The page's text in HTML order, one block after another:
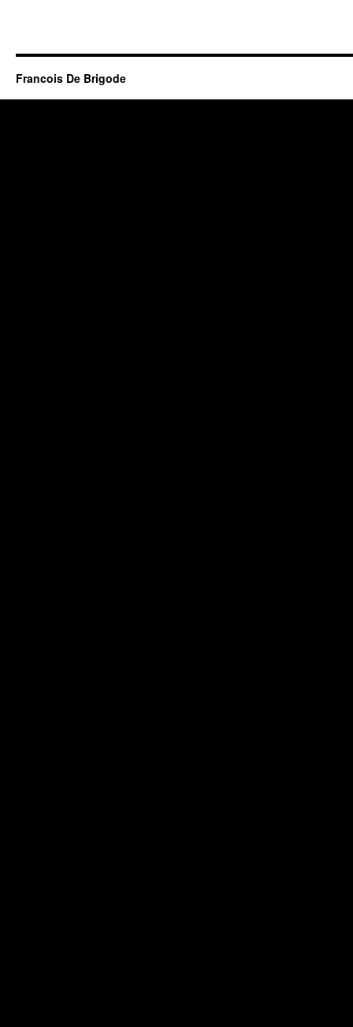
Francois De Brigode